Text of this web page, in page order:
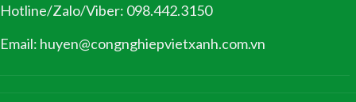
Hotline/Zalo/Viber: 098.442.3150
Email: huyen@congnghiepvietxanh.com.vn